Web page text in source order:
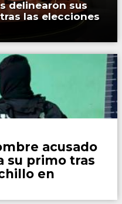
delinearon sus
las elecciones
acusado
su primo tras
en